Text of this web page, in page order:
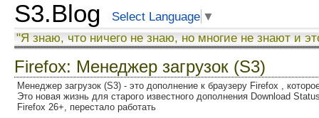
S3.Blog Select Language ▼
"Я знаю, что ничего не знаю, но многие не знают и
Firefox: Менеджер загрузок (S3)
Менеджер загрузок (S3) - это дополнение к браузеру Firefox ,
Это новая жизнь для старого известного дополнения Download
Firefox 26+, перестало работать